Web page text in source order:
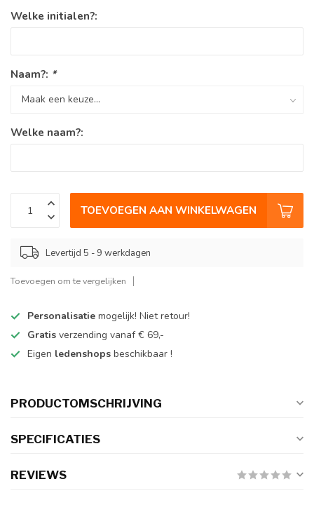
Welke initialen?:
Naam?: *
Welke naam?:
TOEVOEGEN AAN WINKELWAGEN
Levertijd 5 - 9 werkdagen
Toevoegen om te vergelijken
Personalisatie mogelijk! Niet retour!
Gratis verzending vanaf € 69,-
Eigen ledenshops beschikbaar !
PRODUCTOMSCHRIJVING
SPECIFICATIES
REVIEWS